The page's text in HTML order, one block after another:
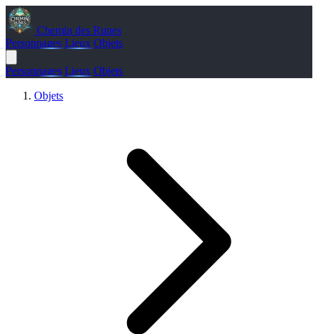
Chemin des Runes
Personnages Lieux Objets
Personnages Lieux Objets
Objets